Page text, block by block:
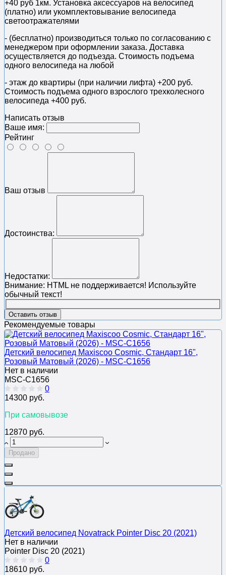
+40 руб 1км. Установка аксессуаров на велосипед
(платно) или укомплектовывание велосипеда
светоотражателями
- (бесплатно) производиться только по cогласованию с
менеджером при оформлении заказа. Доставка
осуществляется до подъезда. Стоимость подъема
одного велосипеда на любой
- этаж до квартиры (при наличии лифта) +200 руб.
Стоимость подъема одного взрослого трехколесного
велосипеда +400 руб.
Написать отзыв
Ваше имя:
Рейтинг
Ваш отзыв
Достоинства:
Недостатки:
Внимание: HTML не поддерживается! Используйте
обычный текст!
Оставить отзыв
Рекомендуемые товары
Детский велосипед Maxiscoo Cosmic, Стандарт 16",
Розовый Матовый (2026) - MSC-C1656
Нет в наличии
MSC-C1656
0
14300 руб.
При самовывозе
12870 руб.
Продано
Детский велосипед Novatrack Pointer Disc 20 (2021)
Нет в наличии
Pointer Disc 20 (2021)
0
18610 руб.